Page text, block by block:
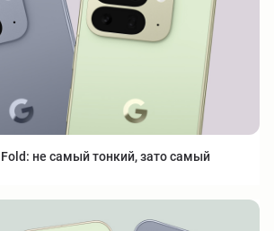
не самый тонкий, зато самый